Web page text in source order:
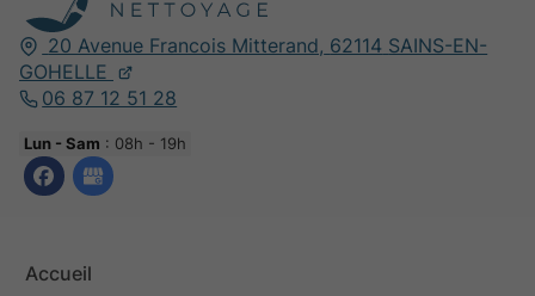
20 Avenue Francois Mitterand, 62114 SAINS-EN-
GOHELLE
06 87 12 51 28
Lun - Sam : 08h - 19h
Accueil